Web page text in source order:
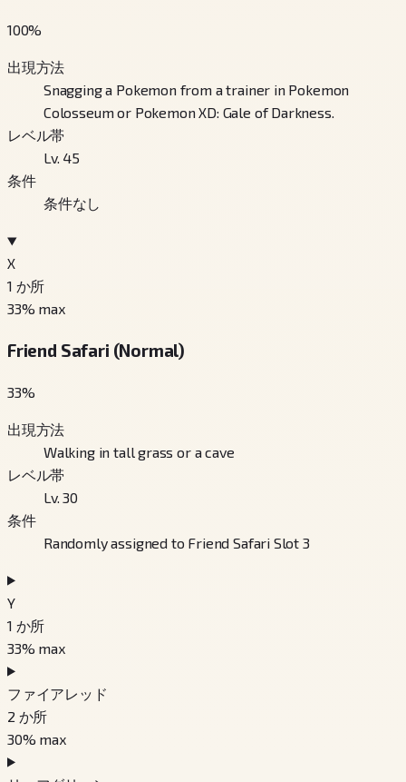
100%
出現方法
Snagging a Pokemon from a trainer in Pokemon
Colosseum or Pokemon XD: Gale of Darkness.
レベル帯
Lv. 45
条件
条件なし
X
1 か所
33% max
Friend Safari (Normal)
33%
出現方法
Walking in tall grass or a cave
レベル帯
Lv. 30
条件
Randomly assigned to Friend Safari Slot 3
Y
1 か所
33% max
ファイアレッド
2 か所
30% max